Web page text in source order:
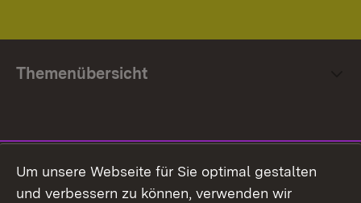
Themenübersicht
Facebook
Um unsere Webseite für Sie optimal gestalten
und verbessern zu können, verwenden wir